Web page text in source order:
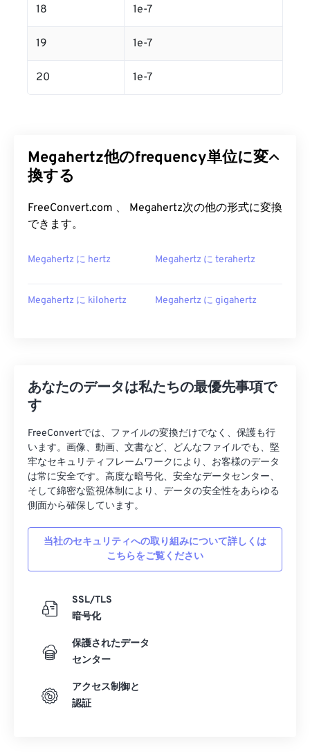
18 1e-7
19 1e-7
20 1e-7
Megahertz他のfrequency単位に変
換する
FreeConvert.com 、 Megahertz次の他の形式に変換
できます。
Megahertz に hertz Megahertz に terahertz
Megahertz に kilohertz Megahertz に gigahertz
あなたのデータは私たちの最優先事項で
す
FreeConvertでは、ファイルの変換だけでなく、保護も行
います。画像、動画、文書など、どんなファイルでも、堅
牢なセキュリティフレームワークにより、お客様のデータ
は常に安全です。高度な暗号化、安全なデータセンター、
そして綿密な監視体制により、データの安全性をあらゆる
側面から確保しています。
当社のセキュリティへの取り組みについて詳しくは
こちらをご覧ください
SSL/TLS
暗号化
保護されたデータ
センター
アクセス制御と
認証